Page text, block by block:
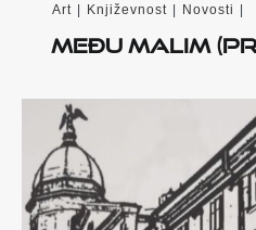
Art | Književnost | Novosti |
Među malim